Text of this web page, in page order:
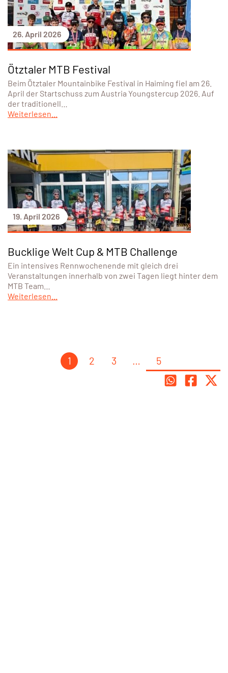
26. April 2026
Ötztaler MTB Festival
Beim Ötztaler Mountainbike Festival in Haiming fiel am 26.
April der Startschuss zum Austria Youngstercup 2026. Auf
der traditionell…
Weiterlesen...
19. April 2026
Bucklige Welt Cup & MTB Challenge
Ein intensives Rennwochenende mit gleich drei
Veranstaltungen innerhalb von zwei Tagen liegt hinter dem
MTB Team…
Weiterlesen...
1 2 3 … 5